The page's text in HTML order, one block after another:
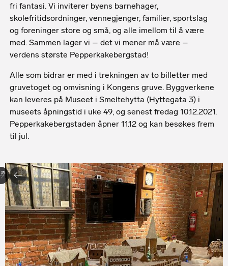
fri fantasi. Vi inviterer byens barnehager,
skolefritidsordninger, vennegjenger, familier, sportslag
og foreninger store og små, og alle imellom til å være
med. Sammen lager vi – det vi mener må være –
verdens største Pepperkakebergstad!
Alle som bidrar er med i trekningen av to billetter med
gruvetoget og omvisning i Kongens gruve. Byggverkene
kan leveres på Museet i Smeltehytta (Hyttegata 3) i
museets åpningstid i uke 49, og senest fredag 10.12.2021.
Pepperkakebergstaden åpner 11.12 og kan besøkes frem
til jul.